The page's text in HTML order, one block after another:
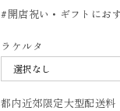
#開店祝い・ギフトにお
ラケルタ
都内近郊限定大型配送料